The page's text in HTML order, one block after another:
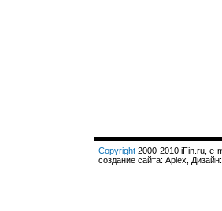
Copyright 2000-2010 iFin.ru, e-
создание сайта: Aplex,